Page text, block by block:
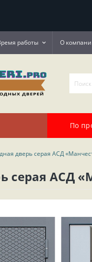
работы О
По
дверь серая АСД
серая АСД